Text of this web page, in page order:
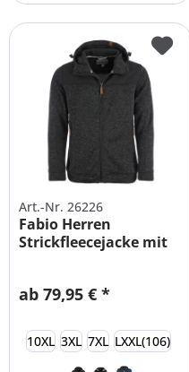
Art.-Nr. 26226
Fabio Herren
Strickfleecejacke mit
ab 79,95 € *
10XL 3XL 7XL LXXL(106)